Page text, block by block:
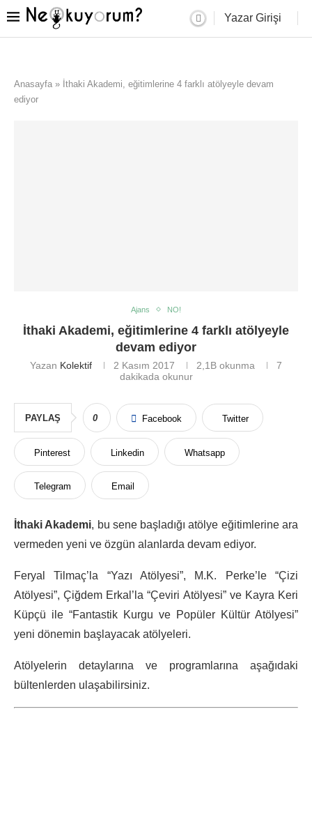
Yazar Girişi
Anasayfa » İthaki Akademi, eğitimlerine 4 farklı atölyeyle devam
ediyor
Ajans NO!
İthaki Akademi, eğitimlerine 4 farklı atölyeyle
devam ediyor
Yazan Kolektif 2 Kasım 2017 2,1B okunma
7
dakikada okunur
PAYLAŞ 0 Facebook Twitter
Pinterest Linkedin Whatsapp
Telegram Email
İthaki Akademi, bu sene başladığı atölye eğitimlerine ara
vermeden yeni ve özgün alanlarda devam ediyor.
Feryal Tilmaç’la “Yazı Atölyesi”, M.K. Perke’le “Çizi
Atölyesi”, Çiğdem Erkal’la “Çeviri Atölyesi” ve Kayra Keri
Küpçü ile “Fantastik Kurgu ve Popüler Kültür Atölyesi”
yeni dönemin başlayacak atölyeleri.
Atölyelerin detaylarına ve programlarına aşağıdaki
bültenlerden ulaşabilirsiniz.